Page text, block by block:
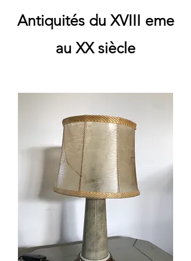
Antiquités du XVIII eme
au XX siècle